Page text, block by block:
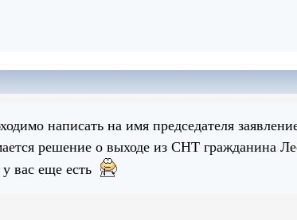
написать на имя председателя
решение о выходе из СНТ гражданина
вас еще есть